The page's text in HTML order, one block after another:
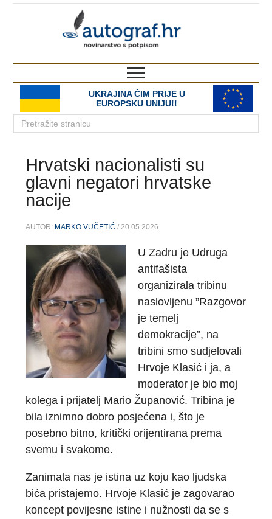
UKRAJINA ČIM PRIJE U
EUROPSKU UNIJU!!
Hrvatski nacionalisti su
glavni negatori hrvatske
nacije
AUTOR: MARKO VUČETIĆ / 20.05.2026.
U Zadru je Udruga
antifašista
organizirala tribinu
naslovljenu ”Razgovor
je temelj
demokracije”, na
tribini smo sudjelovali
Hrvoje Klasić i ja, a
moderator je bio moj
kolega i prijatelj Mario Županović. Tribina je
bila iznimno dobro posjećena i, što je
posebno bitno, kritički orijentirana prema
svemu i svakome.
Zanimala nas je istina uz koju kao ljudska
bića pristajemo. Hrvoje Klasić je zagovarao
koncept povijesne istine i nužnosti da se s